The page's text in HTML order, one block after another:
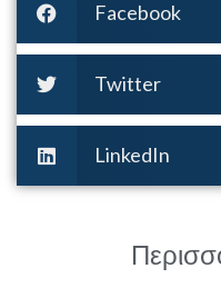
Facebook
Twitter
LinkedIn